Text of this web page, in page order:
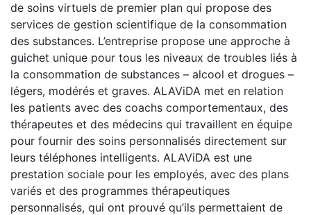
de soins virtuels de premier plan qui propose des
services de gestion scientifique de la consommation
des substances. L’entreprise propose une approche à
guichet unique pour tous les niveaux de troubles liés à
la consommation de substances – alcool et drogues –
légers, modérés et graves. ALAViDA met en relation
les patients avec des coachs comportementaux, des
thérapeutes et des médecins qui travaillent en équipe
pour fournir des soins personnalisés directement sur
leurs téléphones intelligents. ALAViDA est une
prestation sociale pour les employés, avec des plans
variés et des programmes thérapeutiques
personnalisés, qui ont prouvé qu’ils permettaient de